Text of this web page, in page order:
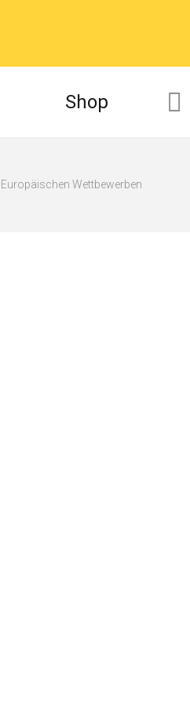
Shop
Wettbewerben